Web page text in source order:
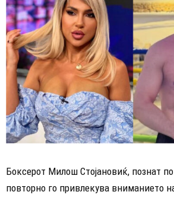
Боксерот Милош Стојановиќ, познат
повторно го привлекува вниманието